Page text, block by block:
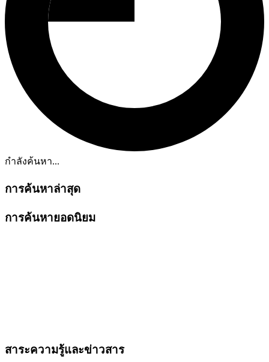
กำลังค้นหา...
การค้นหาล่าสุด
การค้นหายอดนิยม
สาระความรู้และข่าวสาร